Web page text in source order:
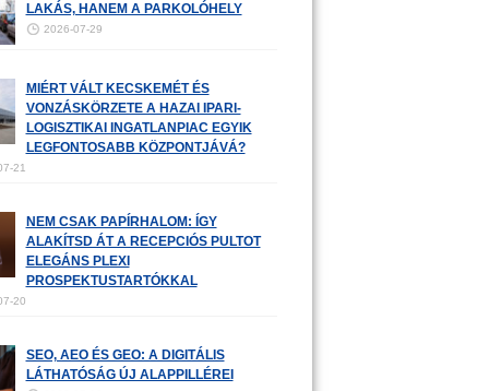
LAKÁS, HANEM A PARKOLÓHELY
2026-07-29
MIÉRT VÁLT KECSKEMÉT ÉS
VONZÁSKÖRZETE A HAZAI IPARI-
LOGISZTIKAI INGATLANPIAC EGYIK
LEGFONTOSABB KÖZPONTJÁVÁ?
21
NEM CSAK PAPÍRHALOM: ÍGY
ALAKÍTSD ÁT A RECEPCIÓS PULTOT
ELEGÁNS PLEXI
PROSPEKTUSTARTÓKKAL
20
SEO, AEO ÉS GEO: A DIGITÁLIS
LÁTHATÓSÁG ÚJ ALAPPILLÉREI